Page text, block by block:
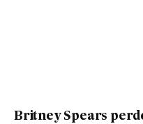
Britney Spears